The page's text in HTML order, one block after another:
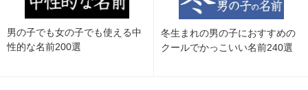
男の子でも女の子でも使える中
性的な名前200選
冬生まれの男の子におすすめの
クールでかっこいい名前240選